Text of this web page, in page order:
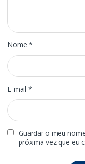
Nome*
E-mail*
Guardar o meu
próxima vez que eu